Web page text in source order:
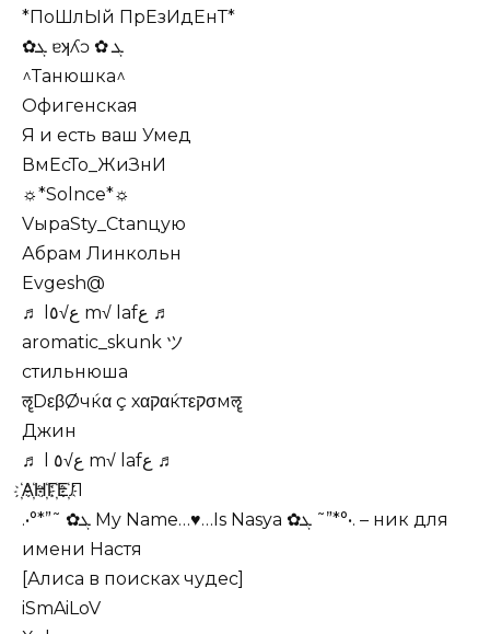
*ПоШлЫй ПрЕзИдЕнТ*
✿ܓ ɐʞʎɔ ✿ ܓ
^Танюшка^
Офигенская
Я и есть ваш Умед
ВмЕсТо_ЖиЗнИ
☼*Solnce*☼
VыраЅty_Сtanцyю
Абрам Линкольн
Evgesh@
♬ lﻉ√٥ m√ lafﻉ ♬
aromatic_skunk ツ
стильнюша
ॡDεβØчќα ç хαקαќтεקσмॡ
Джин
♬ l ﻉ√٥ m√ lafﻉ ♬
҉А҉Н҉Г҉Е҉Л
.•°*”˜ ✿ܓ My Name…♥…Is Nasya ✿ܓ ˜”*°•. – ник для
имени Настя
[Алиса в поисках чудес]
iSmAiLoV